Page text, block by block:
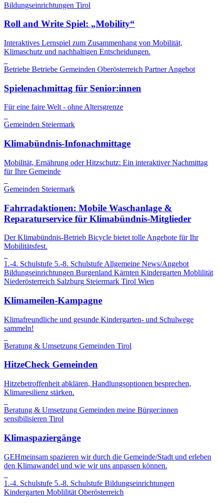
Bildungseinrichtungen Tirol
Roll and Write Spiel: „Mobility“
Interaktives Lernspiel zum Zusammenhang von Mobilität,
Klimaschutz und nachhaltigen Entscheidungen.
Betriebe Betriebe Gemeinden Oberösterreich Partner Angebot
Spielenachmittag für Senior:innen
Für eine faire Welt - ohne Altersgrenze
Gemeinden Steiermark
Klimabündnis-Infonachmittage
Mobilität, Ernährung oder Hitzschutz: Ein interaktiver Nachmittag
für Ihre Gemeinde
Gemeinden Steiermark
Fahrradaktionen: Mobile Waschanlage &
Reparaturservice für Klimabündnis-Mitglieder
Der Klimabündnis-Betrieb Bicycle bietet tolle Angebote für Ihr
Mobilitätsfest.
1.-4. Schulstufe 5.-8. Schulstufe Allgemeine News/Angebot
Bildungseinrichtungen Burgenland Kärnten Kindergarten Moblilität
Niederösterreich Salzburg Steiermark Tirol Wien
Klimameilen-Kampagne
Klimafreundliche und gesunde Kindergarten- und Schulwege
sammeln!
Beratung & Umsetzung Gemeinden Tirol
HitzeCheck Gemeinden
Hitzebetroffenheit abklären, Handlungsoptionen besprechen,
Klimaresilienz stärken.
Beratung & Umsetzung Gemeinden meine Bürger:innen
sensibilisieren Tirol
Klimaspaziergänge
GEHmeinsam spazieren wir durch die Gemeinde/Stadt und erleben
den Klimawandel und wie wir uns anpassen können.
1.-4. Schulstufe 5.-8. Schulstufe Bildungseinrichtungen
Kindergarten Moblilität Oberösterreich